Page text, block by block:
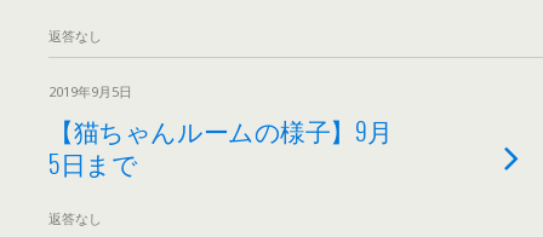
返答なし
2019年9月5日
【猫ちゃんルームの様子】9月
5日まで
返答なし